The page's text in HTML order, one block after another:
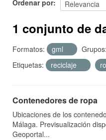
Acerca de
Ordenar por
1 conjunto de
Formatos: gml Grupos:
Etiquetas:
reciclaje
Contenedores de ropa
Ubicaciones de los
Málaga. Previsualización
Geoportal...